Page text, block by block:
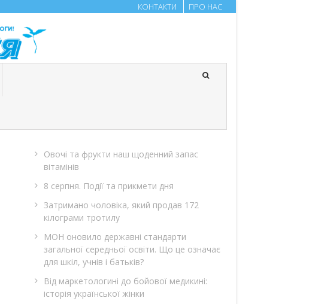
КОНТАКТИ ПРО НАС
Овочі та фрукти наш щоденний запас
вітамінів
8 серпня. Події та прикмети дня
Затримано чоловіка, який продав 172
кілограми тротилу
МОН оновило державні стандарти
загальної середньої освіти. Що це означає
для шкіл, учнів і батьків?
Від маркетологині до бойової медикині:
історія української жінки